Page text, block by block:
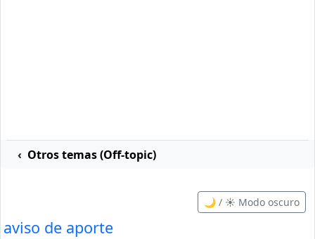
Otros temas (Off-topic)
🌙 / ☀️ Modo oscuro
aviso de aporte